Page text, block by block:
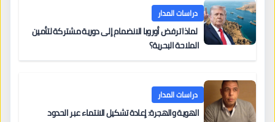
دراسات المدار
لماذا ترفض أوروبا الانضمام إلى دورية مشتركة لتأمين
الملاحة البحرية؟
دراسات المدار
الهوية والهجرة: إعادة تشكيل الانتماء عبر الحدود